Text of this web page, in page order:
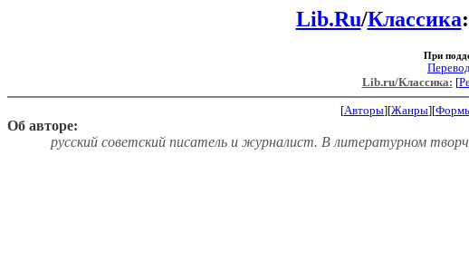
Lib.Ru/Классика
При
Lib.ru/Классика: [
[Авторы][Жанры][
Об авторе:
русский советский писатель и журналист. В литературном